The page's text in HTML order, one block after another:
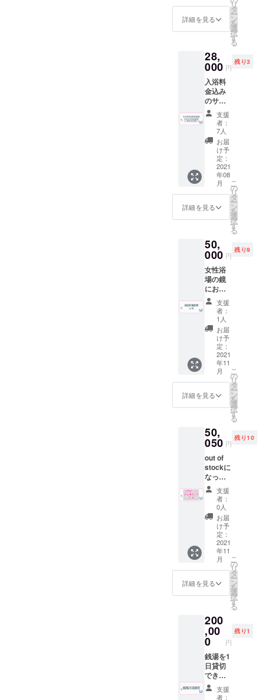
円周
口径
6.7×高
１ヶ月
ほど遅
ざいま
す。 ※
送料は
プロ
ジェク
トオー
ナー負
担とな
りま
す。
も可
（使用
販売が
可能の
場合）
但し未
成年の
方はソ
フトド
リンク
のみの
ご注文
に限り
ます。
※有効期
限2022
年９月
送は９
月中頃
りま
す。 ※
送料は
プロ
ジェク
トオー
ナー負
担とな
りま
す。 返
礼品の
詳細は
各リ
ターン
でご確
い。
※ドリン
ク券は
（使用
時に喫
茶での
酒類の
販売が
可能の
場合）
但し未
成年の
方はソ
フトド
リンク
のみの
ご注文
に限り
ます。
※有効期
送は８
月中頃
を予定
してお
りま
す。 ※
送料は
プロ
ジェク
トオー
ナー負
担とな
りま
す。
容は同
じで
す。 開
店前の
15時で
貸切で
サウナ
付きの
入浴が
できま
す。 お
好きな
喫茶ド
リンク
一人１
杯付き
となり
ます。
※ドリン
クはア
ルコー
茶での
酒類の
販売が
可能の
場合）
但し未
成年の
方はソ
フトド
リンク
のみの
ご注文
に限り
ます。
※先着順
で2021
年8月〜
か土曜
日のい
になり
ます。
※１度に
男女合
わせて
上限14
名まで
の入場
となり
ます。
※混浴
（水着
含む）
はでき
公序良
俗に反
する内
受け出
来かね
ます
【注
意】こ
詳細を見る
リ
タ
ー
ン
を
選
択
す
る
28,
000 円
残り3
入浴料
金込み
のサウ
ナ値引
きの回
数券50
枚（サ
ウナ料
金200円
→90
円）喫
茶ドリ
ンク20
杯分の
回数券
を同封
送りさ
せて頂
きま
す。 ※
ドリン
ク券は
過去に
使用し
てい
た”サウ
ナ100円
引き
券”を代
用致し
ます。
※ドリン
ク券は
（使用
時に喫
茶での
酒類の
販売が
可能の
場合）
但し未
成年の
方はソ
フトド
リンク
のみの
ご注文
に限り
ます。
※有効期
送は８
月中頃
を予定
してお
りま
す。 ※
送料は
プロ
ジェク
支援
者：
7人
お届
け予
定：
2021
年08
月
詳細を見る
こ
の
リ
タ
ー
ン
を
選
択
す
る
50,
000 円
残り9
女性浴
場の鏡
にお好
きな広
告を入
れる権
利で
す。 企
業、お
店、個
人の活
（YouT
ubeや
SNS）
の宣伝
いくだ
さい。
初回
サービ
スとし
て、契
約期間
は取り
付けか
ら１年
間のと
ころ２
年間と
なりま
す。 鏡
サイズ
W４５
告ス
ペース
がW３
７０×H
７０と
なりま
す。 ※
ご希望
の内容
支援
者：
1人
お届
け予
定：
2021
年11
月
詳細を見る
こ
の
リ
タ
ー
ン
を
選
択
す
る
50,
050 円
残り10
out of
stockに
なって
いたこ
ちらの
プラン
を追加
致しま
した。
リター
ン品の
内容は
同じで
す。 男
性浴場
の鏡に
な広告
を入れ
る権利
です。
企業、
お店、
個人の
活動
（YouT
支援
者：
0人
お届
け予
定：
2021
年11
月
詳細を見る
こ
の
リ
タ
ー
ン
を
選
択
す
る
200
,00
0 円
残り1
銭湯を1
日貸切
できる
権利で
す。 一
支援
者：